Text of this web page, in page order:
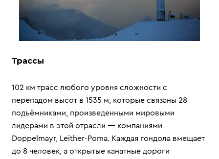
Трассы
102 км трасс любого уровня сложности с
перепадом высот в 1535 м, которые связаны 28
подъёмниками, произведенными мировыми
лидерами в этой отрасли — компаниями
Doppelmayr, Leither-Pomа. Каждая гондола вмещает
до 8 человек, а открытые канатные дороги